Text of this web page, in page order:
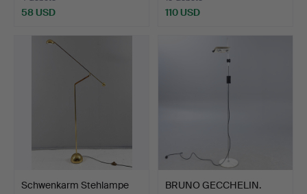
58 USD 110 USD
Schwenkarm Stehlampe
BRUNO GECCHELIN.